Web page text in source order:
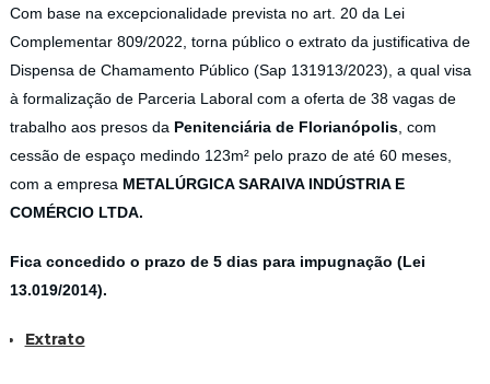
Com base na excepcionalidade prevista no art. 20 da Lei
Complementar 809/2022, torna público o extrato da justificativa de
Dispensa de Chamamento Público (Sap 131913/2023), a qual visa
à formalização de Parceria Laboral com a oferta de 38 vagas de
trabalho aos presos da Penitenciária de Florianópolis , com
cessão de espaço medindo 123m² pelo prazo de até 60 meses,
com a empresa METALÚRGICA SARAIVA INDÚSTRIA E
COMÉRCIO LTDA.
Fica concedido o prazo de 5 dias para impugnação (Lei
13.019/2014).
Extrato